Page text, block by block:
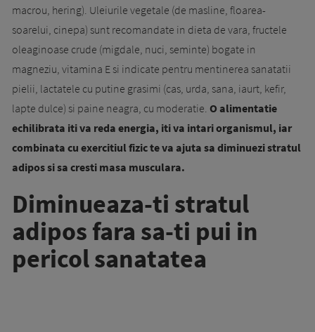
macrou, hering). Uleiurile vegetale (de masline, floarea-
soarelui, cinepa) sunt recomandate in dieta de vara, fructele
oleaginoase crude (mig­dale, nuci, seminte) bogate in
magneziu, vita­mina E si indicate pentru mentinerea sanatatii
pielii, lactatele cu putine grasimi (cas, urda, sana, iaurt, kefir,
lapte dulce) si paine neagra, cu moderatie. O alimentatie
echilibrata iti va reda energia, iti va intari organismul, iar
combinata cu exercitiul fizic te va ajuta sa diminuezi stratul
adipos si sa cresti masa musculara.
Diminueaza-ti stratul
adipos fara sa-ti pui in
pericol sanatatea